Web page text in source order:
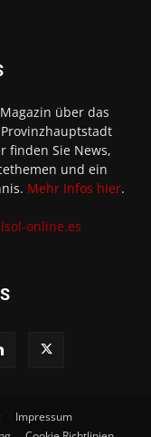
über das
finden Sie News,
und ein
Mehr Infos hier.
online.es
Impressum